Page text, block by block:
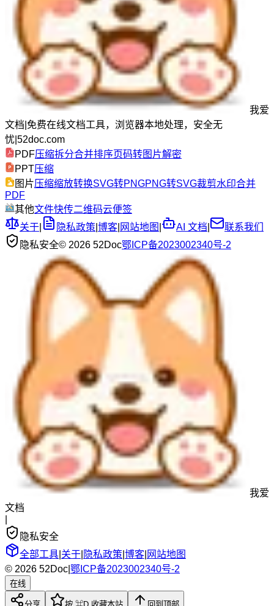
我爱
文档 免费在线文档工具，浏览器本地处理，安全无
忧 52doc.com
PDF压缩拆分合并排序页码转图片解密
PPT压缩
图片压缩缩放转换SVG转PNGPNG转SVG裁剪水印合并
PDF
其他文件快传二维码云便签
关于
隐私政策 博客 网站地图 AI 文档
联系我们
隐私安全© 2026 52Doc鄂ICP备2023002340号-2
我爱
文档
隐私安全
全部工具 关于 隐私政策 博客 网站地图
© 2026 52Doc 鄂ICP备2023002340号-2
在线